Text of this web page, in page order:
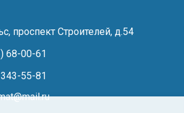
проспект Строителей, д.54
68-00-61
55-81